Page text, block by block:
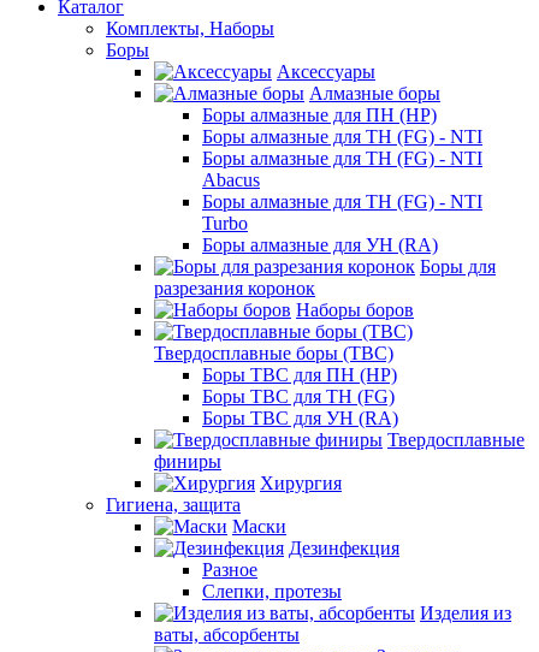
Каталог
Комплекты, Наборы
Боры
Аксессуары
Алмазные боры
Боры алмазные для ПН (HP)
Боры алмазные для ТН (FG) - NTI
Боры алмазные для ТН (FG) - NTI
Abacus
Боры алмазные для ТН (FG) - NTI
Turbo
Боры алмазные для УН (RA)
Боры для
разрезания коронок
Наборы боров
Твердосплавные боры (ТВС)
Боры ТВС для ПН (HP)
Боры ТВС для ТН (FG)
Боры ТВС для УН (RA)
Твердосплавные
финиры
Хирургия
Гигиена, защита
Маски
Дезинфекция
Разное
Слепки, протезы
Изделия из
ваты, абсорбенты